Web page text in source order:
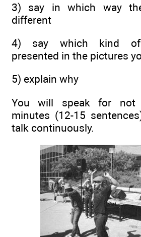
3) say in which way
different
4) say which kind of
presented in the pictures
5) explain why
You will speak for not
minutes (12-15
talk continuously.